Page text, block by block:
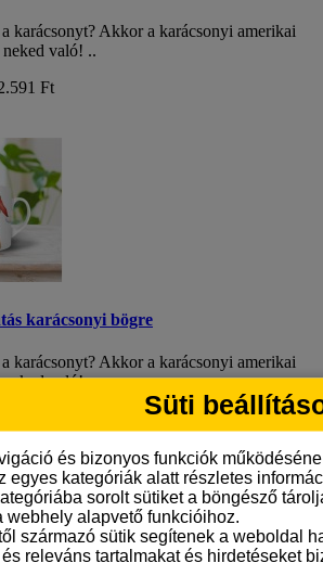
karácsonyt? Akkor a karácsonyi amerikai
való! ..
Ft
karácsonyi bögre
karácsonyt? Akkor a karácsonyi amerikai
való! ..
Süti
és bizonyos funkciók
egyes kategóriák alatt részletes
sorolt sütiket a böngésző
webhely alapvető funkcióihoz.
származó sütik segítenek a weboldal
releváns tartalmakat és hirdetéseket